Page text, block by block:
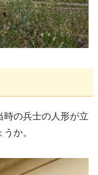
時の兵士の人形が立
か。